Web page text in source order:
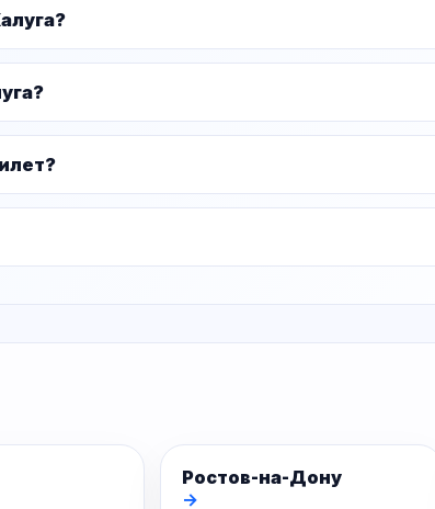
Ростов-на-Дону
→